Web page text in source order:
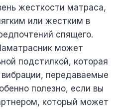
жесткости матраса,
или жестким в
спящего.
может
подстилкой, которая
передаваемые
полезно, если вы
который может